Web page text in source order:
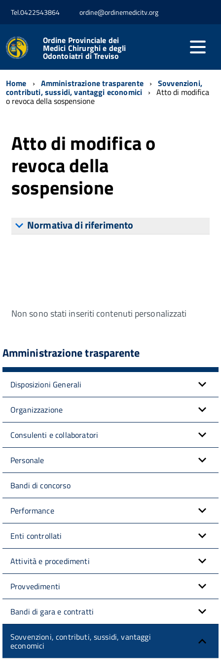
Tel.0422543864 ordine@ordinemedicitv.org
Ordine Provinciale dei
Medici Chirurghi e degli
Odontoiatri di Treviso
Home Amministrazione trasparente Sovvenzioni,
contributi, sussidi, vantaggi economici Atto di modifica
o revoca della sospensione
Atto di modifica o
revoca della
sospensione
Normativa di riferimento
Non sono stati inseriti contenuti personalizzati
Amministrazione trasparente
Disposizioni Generali
Organizzazione
Consulenti e collaboratori
Personale
Bandi di concorso
Performance
Enti controllati
Attività e procedimenti
Provvedimenti
Bandi di gara e contratti
Sovvenzioni, contributi, sussidi, vantaggi
economici